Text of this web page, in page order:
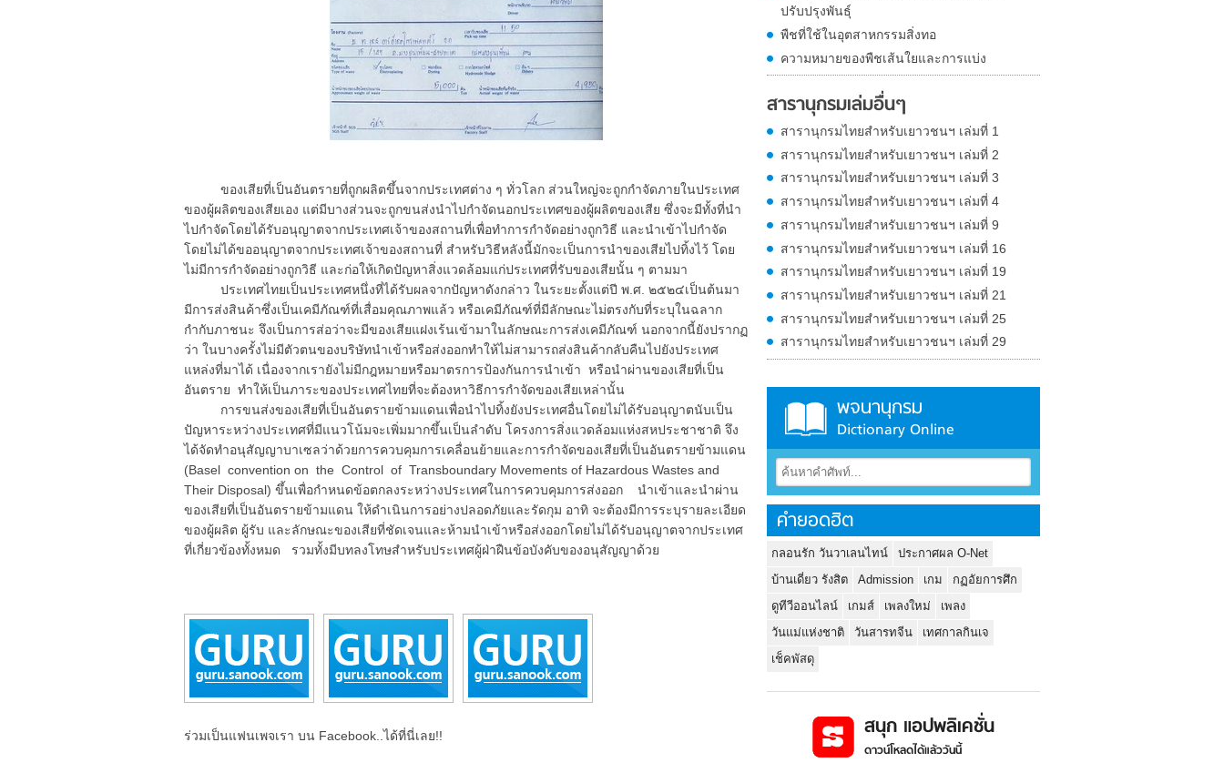
ของเสียที่เป็นอันตรายที่ถูกผลิตขึ้นจากประเทศต่าง ๆ ทั่วโลก ส่วนใหญ่จะถูกกำจัดภายในประเทศ
ของผู้ผลิตของเสียเอง แต่มีบางส่วนจะถูกขนส่งนำไปกำจัดนอกประเทศของผู้ผลิตของเสีย ซึ่งจะมีทั้งที่นำ
ไปกำจัดโดยได้รับอนุญาตจากประเทศเจ้าของสถานที่เพื่อทำการกำจัดอย่างถูกวิธี และนำเข้าไปกำจัด
โดยไม่ได้ขออนุญาตจากประเทศเจ้าของสถานที่ สำหรับวิธีหลังนี้มักจะเป็นการนำของเสียไปทิ้งไว้ โดย
ไม่มีการกำจัดอย่างถูกวิธี และก่อให้เกิดปัญหาสิ่งแวดล้อมแก่ประเทศที่รับของเสียนั้น ๆ ตามมา
ประเทศไทยเป็นประเทศหนึ่งที่ได้รับผลจากปัญหาดังกล่าว ในระยะตั้งแต่ปี พ.ศ. ๒๕๒๔เป็นต้นมา
มีการส่งสินค้าซึ่งเป็นเคมีภัณฑ์ที่เสื่อมคุณภาพแล้ว หรือเคมีภัณฑ์ที่มีลักษณะไม่ตรงกับที่ระบุในฉลาก
กำกับภาชนะ จึงเป็นการส่อว่าจะมีของเสียแฝงเร้นเข้ามาในลักษณะการส่งเคมีภัณฑ์ นอกจากนี้ยังปรากฏ
ว่า ในบางครั้งไม่มีตัวตนของบริษัทนำเข้าหรือส่งออกทำให้ไม่สามารถส่งสินค้ากลับคืนไปยังประเทศ
แหล่งที่มาได้ เนื่องจากเรายังไม่มีกฎหมายหรือมาตรการป้องกันการนำเข้า หรือนำผ่านของเสียที่เป็น
อันตราย ทำให้เป็นภาระของประเทศไทยที่จะต้องหาวิธีการกำจัดของเสียเหล่านั้น
การขนส่งของเสียที่เป็นอันตรายข้ามแดนเพื่อนำไปทิ้งยังประเทศอื่นโดยไม่ได้รับอนุญาตนับเป็น
ปัญหาระหว่างประเทศที่มีแนวโน้มจะเพิ่มมากขึ้นเป็นลำดับ โครงการสิ่งแวดล้อมแห่งสหประชาชาติ จึง
ได้จัดทำอนุสัญญาบาเซลว่าด้วยการควบคุมการเคลื่อนย้ายและการกำจัดของเสียที่เป็นอันตรายข้ามแดน
(Basel convention on the Control of Transboundary Movements of Hazardous Wastes and
Their Disposal) ขึ้นเพื่อกำหนดข้อตกลงระหว่างประเทศในการควบคุมการส่งออก นำเข้าและนำผ่าน
ของเสียที่เป็นอันตรายข้ามแดน ให้ดำเนินการอย่างปลอดภัยและรัดกุม อาทิ จะต้องมีการระบุรายละเอียด
ของผู้ผลิต ผู้รับ และลักษณะของเสียที่ชัดเจนและห้ามนำเข้าหรือส่งออกโดยไม่ได้รับอนุญาตจากประเทศ
ที่เกี่ยวข้องทั้งหมด รวมทั้งมีบทลงโทษสำหรับประเทศผู้ฝ่าฝืนข้อบังคับของอนุสัญญาด้วย
ร่วมเป็นแฟนเพจเรา บน Facebook..ได้ที่นี่เลย!!
ปรับปรุงพันธุ์
พืชที่ใช้ในอุตสาหกรรมสิ่งทอ
ความหมายของพืชเส้นใยและการแบ่ง
สารานุกรมเล่มอื่นๆ
สารานุกรมไทยสำหรับเยาวชนฯ เล่มที่ 1
สารานุกรมไทยสำหรับเยาวชนฯ เล่มที่ 2
สารานุกรมไทยสำหรับเยาวชนฯ เล่มที่ 3
สารานุกรมไทยสำหรับเยาวชนฯ เล่มที่ 4
สารานุกรมไทยสำหรับเยาวชนฯ เล่มที่ 9
สารานุกรมไทยสำหรับเยาวชนฯ เล่มที่ 16
สารานุกรมไทยสำหรับเยาวชนฯ เล่มที่ 19
สารานุกรมไทยสำหรับเยาวชนฯ เล่มที่ 21
สารานุกรมไทยสำหรับเยาวชนฯ เล่มที่ 25
สารานุกรมไทยสำหรับเยาวชนฯ เล่มที่ 29
พจนานุกรม
Dictionary Online
คำยอดฮิต
กลอนรัก วันวาเลนไทน์
ประกาศผล O-Net
บ้านเดี่ยว รังสิต
Admission เกม
กฏอัยการศึก
ดูทีวีออนไลน์
เกมส์ เพลงใหม่
เพลง
วันแม่แห่งชาติ
วันสารทจีน
เทศกาลกินเจ
เช็คพัสดุ
สนุก แอปพลิเคชั่น
ดาวน์โหลดได้แล้ววันนี้